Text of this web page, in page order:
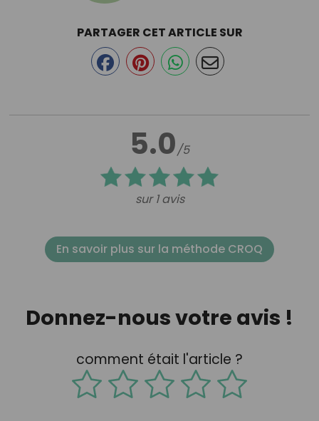
5.0/5
sur 1 avis
PARTAGER CET ARTICLE SUR
En savoir plus sur la méthode CROQ
Donnez-nous votre avis !
comment était l'article ?